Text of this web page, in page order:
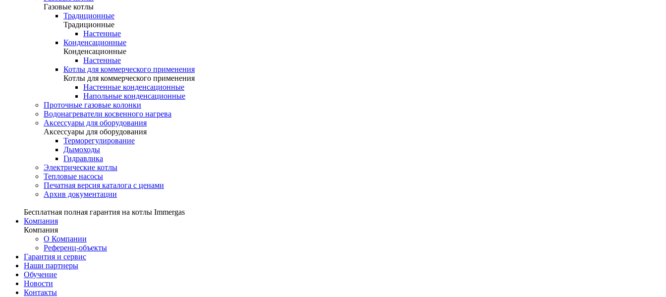
Газовые котлы
Традиционные
Традиционные
Настенные
Конденсационные
Конденсационные
Настенные
Котлы для коммерческого применения
Котлы для коммерческого применения
Настенные конденсационные
Напольные конденсационные
Проточные газовые колонки
Водонагреватели косвенного нагрева
Аксессуары для оборудования
Аксессуары для оборудования
Терморегулирование
Дымоходы
Гидравлика
Электрические котлы
Тепловые насосы
Печатная версия каталога с ценами
Архив документации
Бесплатная полная гарантия на котлы Immergas
Компания
Компания
О Компании
Референц-объекты
Гарантия и сервис
Наши партнеры
Обучение
Новости
Контакты